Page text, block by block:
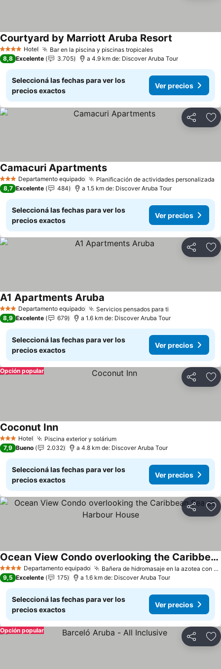
4 EstrellasHotel Bar en la piscina y piscinas tropicales
Courtyard by Marriott Aruba Resort
8,8 Excelente 3.705 a 4.9 km de: Discover Aruba Tour
Seleccioná las fechas para ver los
precios exactos
Ver precios
Compartir
3 EstrellasDepartamento equipado Planificación de actividades personalizada
Camacuri Apartments
8,7 Excelente 484 a 1.5 km de: Discover Aruba Tour
Seleccioná las fechas para ver los
precios exactos
Ver precios
Compartir
3 EstrellasDepartamento equipado Servicios pensados para ti
A1 Apartments Aruba
8,9 Excelente 679 a 1.6 km de: Discover Aruba Tour
Seleccioná las fechas para ver los
precios exactos
Ver precios
Compartir
Opción popular
3 Estrellas
Hotel Piscina exterior y solárium
Coconut Inn
7,9 Bueno 2.032 a 4.8 km de: Discover Aruba Tour
Seleccioná las fechas para ver los
precios exactos
Ver precios
Compartir
4 EstrellasDepartamento equipado Bañera de hidromasaje en la azotea con vistas al mar
Ocean View Condo overlooking the Caribbean Sea at Harbour House
9,5 Excelente 175 a 1.6 km de: Discover Aruba Tour
Seleccioná las fechas para ver los
precios exactos
Ver precios
Compartir
Opción popular